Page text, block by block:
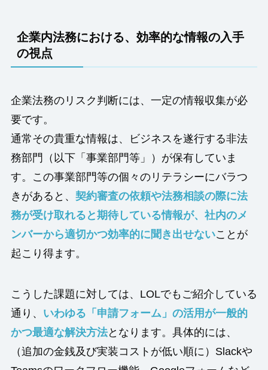
企業内法務における、効率的な情報の入手
の視点
企業法務のリスク判断には、一定の情報収集が必
要です。
通常その貴重な情報は、ビジネスを遂行する非法
務部門（以下「事業部門等」）が保有していま
す。この事業部門等の個々のリテラシーにバラつ
きがあると、 契約審査の依頼や法務相談の際に法
務が受け取れると期待している情報が、社内のメ
ンバーから適切かつ効率的に聞き出せないことが
起こり得ます。
こうした課題に対しては、LOLでもご紹介している
通り、 いわゆる「申請フォーム」の活用が一般的
かつ最適な解決方法となります。具体的には、
（追加の金銭及び実装コストが低い順に）Slackや